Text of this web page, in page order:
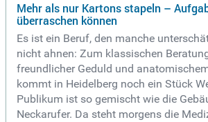
Mehr als nur Kartons stapeln –
überraschen können
Es ist ein Beruf, den manche
nicht ahnen: Zum klassischen
freundlicher Geduld und
kommt in Heidelberg noch ein Stück
Publikum ist so gemischt wie die
Neckarufer. Da steht morgens die